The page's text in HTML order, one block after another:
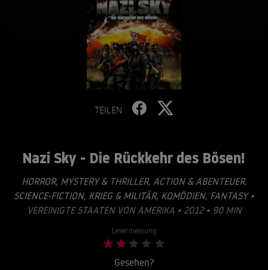
TEILEN
Nazi Sky - Die Rückkehr des Bösen!
HORROR, MYSTERY & THRILLER, ACTION & ABENTEUER,
SCIENCE-FICTION, KRIEG & MILITÄR, KOMÖDIEN, FANTASY•
VEREINIGTE STAATEN VON AMERIKA • 2012 • 90 MIN
Lesermeinung
Gesehen?